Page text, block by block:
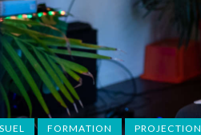
FORMATION PROJECTION